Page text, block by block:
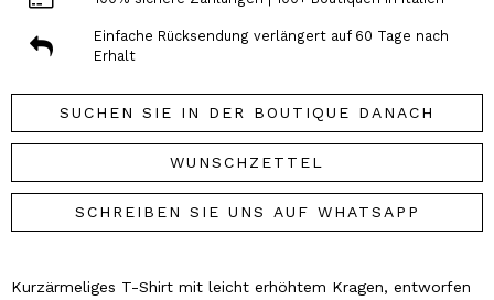
Einfache Rücksendung verlängert auf 60 Tage nach
Erhalt
SUCHEN SIE IN DER BOUTIQUE DANACH
WUNSCHZETTEL
SCHREIBEN SIE UNS AUF WHATSAPP
Kurzärmeliges T-Shirt mit leicht erhöhtem Kragen, entworfen